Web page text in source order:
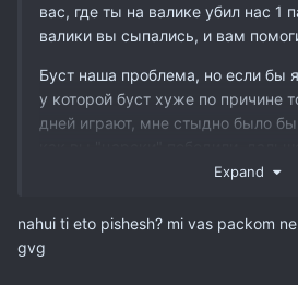
вас, где ты на валике убил нас 1
валики вы сыпались, и вам
Буст наша проблема, но если бы
у которой буст хуже по причине
дней играют, мне стыдно было
Expand
nahui ti eto pishesh? mi vas packom
gvg